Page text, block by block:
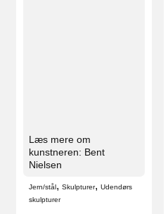
Læs mere om
kunstneren: Bent
Nielsen
Jern/stål,Skulpturer,Udendørs
skulpturer